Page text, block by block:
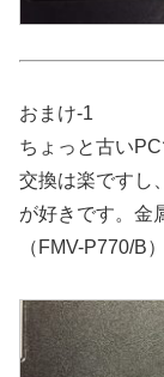
おまけ-1
ちょっと古い
交換は楽ですし
が好きです。金
（FMV-P770/B）